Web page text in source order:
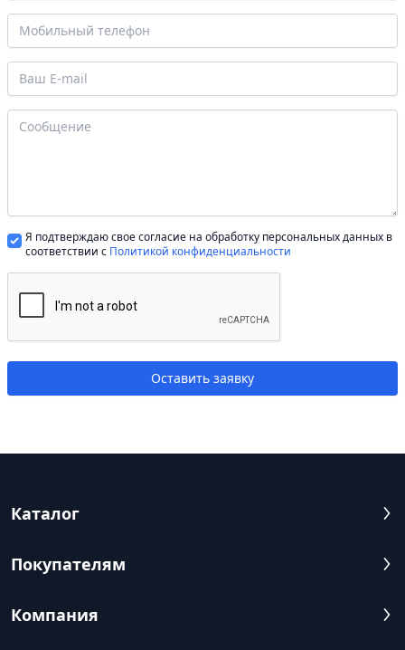
Я подтверждаю свое согласие на обработку персональных данных в
соответствии c Политикой конфиденциальности
Оставить заявку
Каталог
Покупателям
Компания